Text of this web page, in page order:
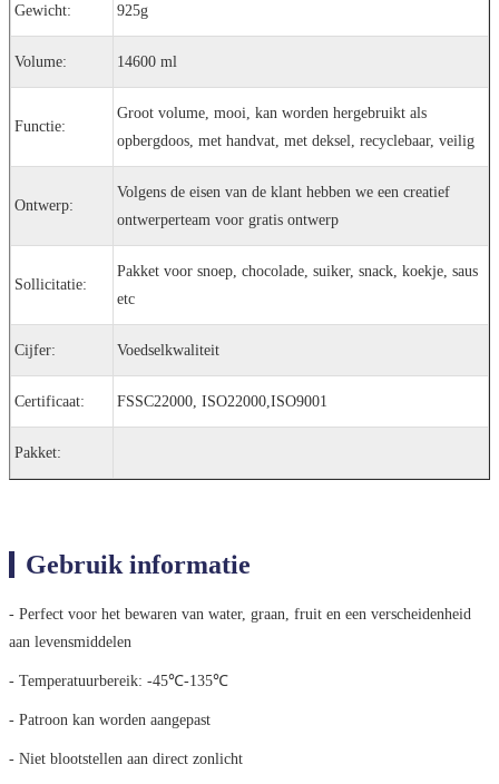
Gewicht: 925g
Volume: 14600 ml
Functie:
Groot volume, mooi, kan worden hergebruikt als
opbergdoos, met handvat, met deksel, recyclebaar, veilig
Ontwerp:
Volgens de eisen van de klant hebben we een creatief
ontwerperteam voor gratis ontwerp
Sollicitatie:
Pakket voor snoep, chocolade, suiker, snack, koekje, saus
etc
Cijfer: Voedselkwaliteit
Certificaat: FSSC22000, ISO22000,ISO9001
Pakket:
Gebruik informatie
- Perfect voor het bewaren van water, graan, fruit en een verscheidenheid
aan levensmiddelen
- Temperatuurbereik: -45℃-135℃
- Patroon kan worden aangepast
- Niet blootstellen aan direct zonlicht